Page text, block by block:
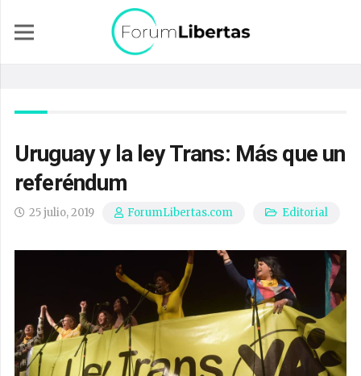
Uruguay y la ley Trans: Más que un
referéndum
25 julio, 2019 ForumLibertas.com Editorial